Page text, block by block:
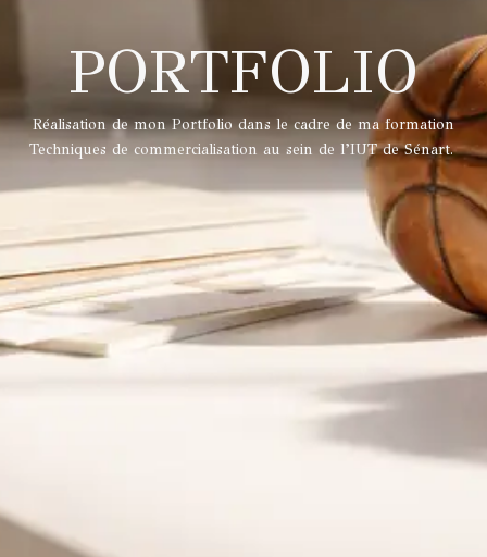
PORTFOLIO
Réalisation de mon Portfolio dans le cadre de ma formation
Techniques de commercialisation au sein de l’IUT de Sénart.